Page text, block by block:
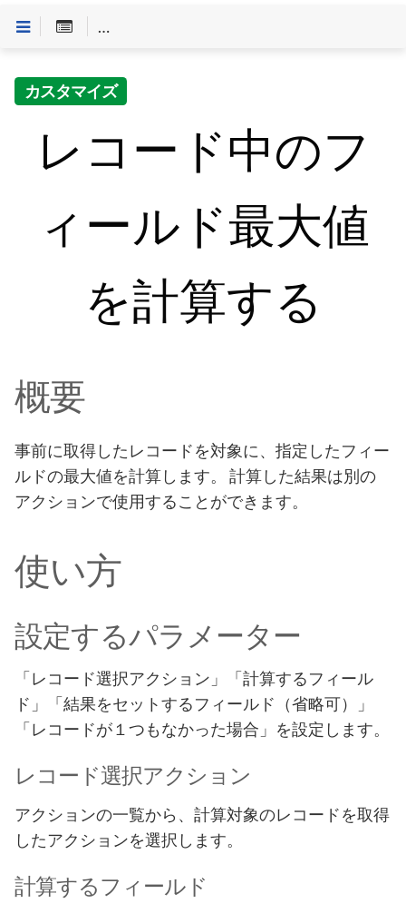
Customineドキュメントへようこそ
カスタマイズ
レコード中のフ
ィールド最大値
を計算する
概要
事前に取得したレコードを対象に、指定したフィー
ルドの最大値を計算します。 計算した結果は別の
アクションで使用することができます。
使い方
設定するパラメーター
「レコード選択アクション」「計算するフィール
ド」「結果をセットするフィールド（省略可）」
「レコードが１つもなかった場合」を設定します。
レコード選択アクション
アクションの一覧から、計算対象のレコードを取得
したアクションを選択します。
計算するフィールド